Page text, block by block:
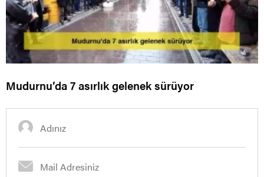
Mudurnu’da 7 asırlık gelenek sürüyor